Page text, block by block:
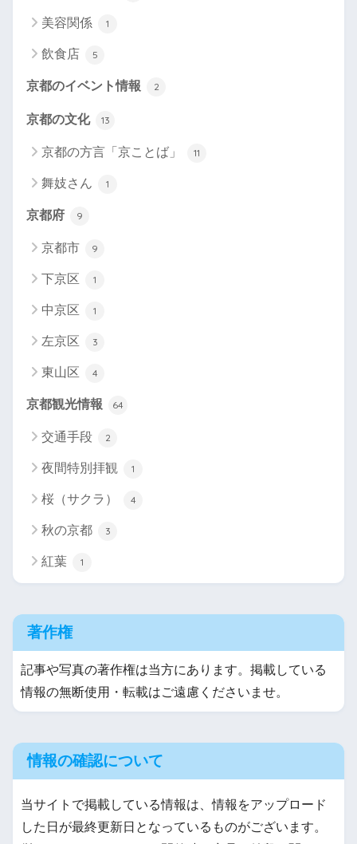
美容関係 1
飲食店 5
京都のイベント情報 2
京都の文化 13
京都の方言「京ことば」 11
舞妓さん 1
京都府 9
京都市 9
下京区 1
中京区 1
左京区 3
東山区 4
京都観光情報 64
交通手段 2
夜間特別拝観 1
桜（サクラ） 4
秋の京都 3
紅葉 1
著作権
記事や写真の著作権は当方にあります。掲載している
情報の無断使用・転載はご遠慮くださいませ。
情報の確認について
当サイトで掲載している情報は、情報をアップロード
した日が最終更新日となっているものがございます。